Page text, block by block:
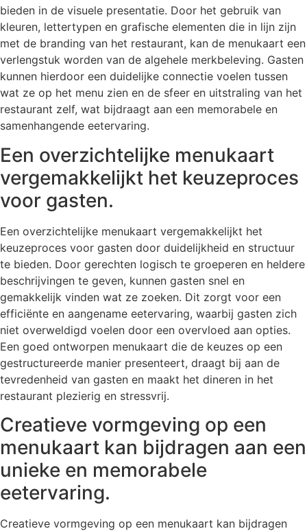
bieden in de visuele presentatie. Door het gebruik van
kleuren, lettertypen en grafische elementen die in lijn zijn
met de branding van het restaurant, kan de menukaart een
verlengstuk worden van de algehele merkbeleving. Gasten
kunnen hierdoor een duidelijke connectie voelen tussen
wat ze op het menu zien en de sfeer en uitstraling van het
restaurant zelf, wat bijdraagt aan een memorabele en
samenhangende eetervaring.
Een overzichtelijke menukaart
vergemakkelijkt het keuzeproces
voor gasten.
Een overzichtelijke menukaart vergemakkelijkt het
keuzeproces voor gasten door duidelijkheid en structuur
te bieden. Door gerechten logisch te groeperen en heldere
beschrijvingen te geven, kunnen gasten snel en
gemakkelijk vinden wat ze zoeken. Dit zorgt voor een
efficiënte en aangename eetervaring, waarbij gasten zich
niet overweldigd voelen door een overvloed aan opties.
Een goed ontworpen menukaart die de keuzes op een
gestructureerde manier presenteert, draagt bij aan de
tevredenheid van gasten en maakt het dineren in het
restaurant plezierig en stressvrij.
Creatieve vormgeving op een
menukaart kan bijdragen aan een
unieke en memorabele
eetervaring.
Creatieve vormgeving op een menukaart kan bijdragen